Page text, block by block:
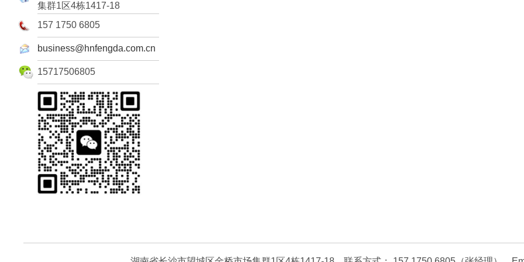
集群1区4栋1417-18
157 1750 6805
business@hnfengda.com.cn
15717506805